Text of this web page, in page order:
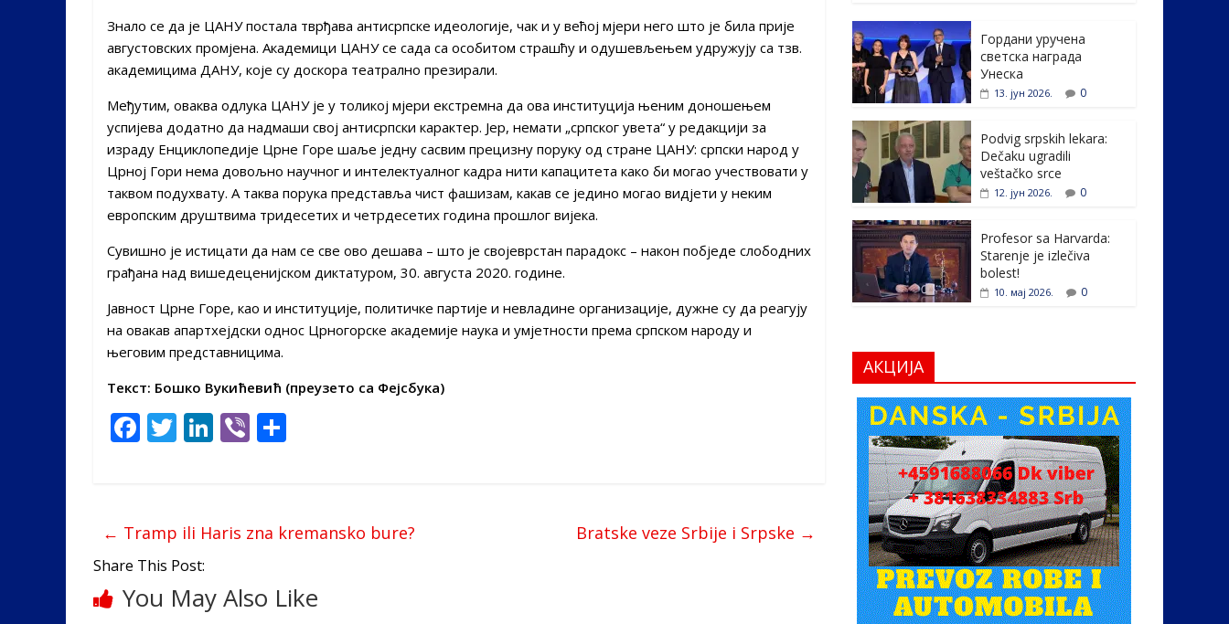
Знало се да је ЦАНУ постала тврђава антисрпске идеологије, чак и у већој мјери него што је била прије
августовских промјена. Академици ЦАНУ се сада са особитом страшћу и одушевљењем удружују са тзв.
академицима ДАНУ, које су доскора театрално презирали.
Међутим, оваква одлука ЦАНУ је у толикој мјери екстремна да ова институција њеним доношењем
успијева додатно да надмаши свој антисрпски карактер. Јер, немати „српског увета“ у редакцији за
израду Енциклопедије Црне Горе шаље једну сасвим прецизну поруку од стране ЦАНУ: српски народ у
Црној Гори нема довољно научног и интелектуалног кадра нити капацитета како би могао учествовати у
таквом подухвату. А таква порука представља чист фашизам, какав се једино могао видјети у неким
европским друштвима тридесетих и четрдесетих година прошлог вијека.
Сувишно је истицати да нам се све ово дешава – што је својеврстан парадокс – након побједе слободних
грађана над вишедеценијском диктатуром, 30. августа 2020. године.
Јавност Црне Горе, као и институције, политичке партије и невладине организације, дужне су да реагују
на овакав апартхејдски однос Црногорске академије наука и умјетности према српском народу и
његовим представницима.
Текст: Бошко Вукићевић (преузето са Фејсбука)
F
ac
o
o
k
T
w
Li
n
dI
Vi
b
← Tramp ili Haris zna kremansko bure? Bratske veze Srbije i Srpske →
Share This Post:
You May Also Like
e
b
o
o
k
itt
er e
dI
n
e
Гордани уручена
светска награда
Унеска
13. јун 2026. 0
Podvig srpskih lekara:
Dečaku ugradili
veštačko srce
12. јун 2026. 0
Profesor sa Harvarda:
Starenje je izlečiva
bolest!
10. мај 2026. 0
АКЦИЈА